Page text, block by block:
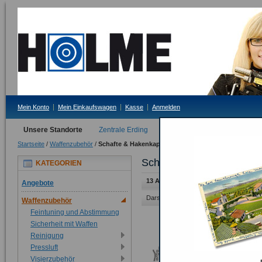
Mein Konto Mein Einkaufswagen Kasse Anmelden
Unsere Standorte Zentrale Erding
Startseite / Waffenzubehör / Schafte & Hakenkappen
Schafte & Hakenkappen
13 Artikel
Darstellung als: Raster Liste
KATEGORIEN
Angebote
Waffenzubehör
Feintuning und Abstimmung
Sicherheit mit Waffen
Reinigung
Pressluft
Visierzubehör